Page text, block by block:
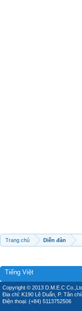
Trang chủ Diễn đàn
Tiếng Việt
Copyright © 2013 D.M.E.C
Địa chỉ: K190 Lê Duẩn, P. Tân
Điện thoại: (+84) 5113752506